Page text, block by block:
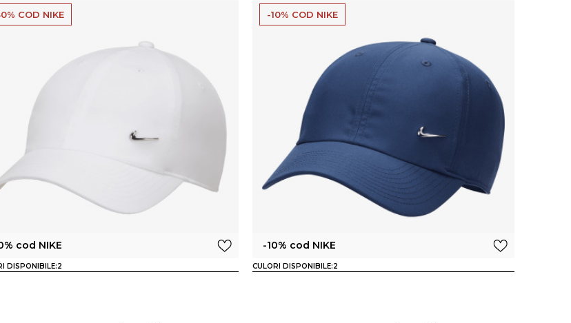
COD NIKE
cod NIKE
DISPONIBILE:2
-10% COD NIKE
-10% cod NIKE
CULORI DISPONIBILE:2